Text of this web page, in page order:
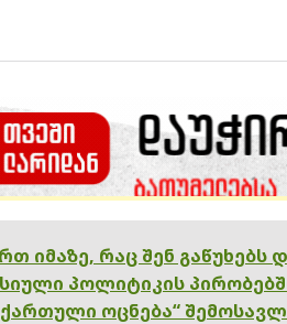
იმაზე, რაც შენ
პოლიტიკის
ოცნება“